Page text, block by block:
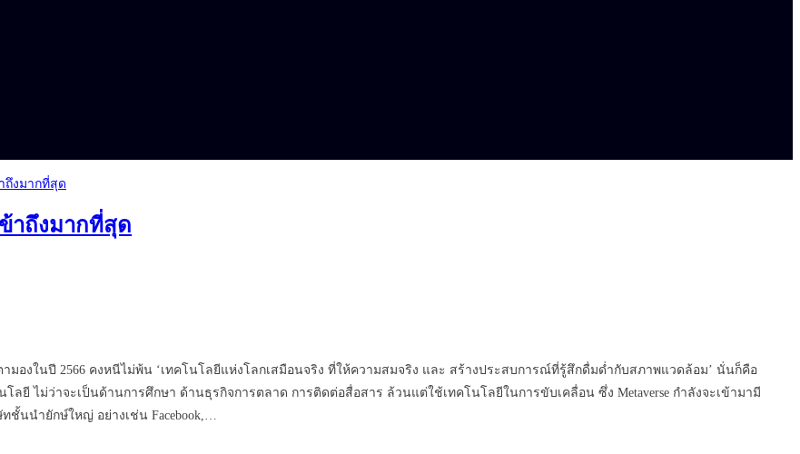
าถึงมากที่สุด
ามองในปี 2566 คงหนีไม่พ้น ‘เทคโนโลยีแห่งโลกเสมือนจริง ที่ให้ความสมจริง และ สร้างประสบการณ์ที่รู้สึกดื่มด่ำกับสภาพแวดล้อม’ นั่นก็คือ
ยี ไม่ว่าจะเป็นด้านการศึกษา ด้านธุรกิจการตลาด การติดต่อสื่อสาร ล้วนแต่ใช้เทคโนโลยีในการขับเคลื่อน ซึ่ง Metaverse กำลังจะเข้ามามี
ชั้นนำยักษ์ใหญ่ อย่างเช่น Facebook,…